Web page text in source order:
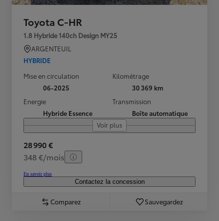
Toyota C-HR
1.8 Hybride 140ch Design MY25
ARGENTEUIL
HYBRIDE
Mise en circulation
06-2025
Kilométrage
30 369 km
Energie
Hybride Essence
Transmission
Boîte automatique
Voir plus
28 990 €
348 €/mois
En savoir plus
Contactez la concession
Comparez Sauvegardez